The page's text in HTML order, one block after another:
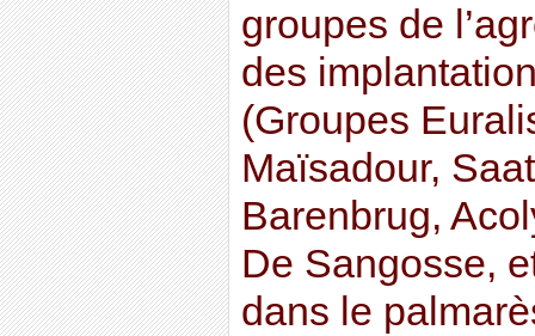
groupes de
des
(Groupes
Maïsadour,
Barenbrug,
De Sangosse,
dans le